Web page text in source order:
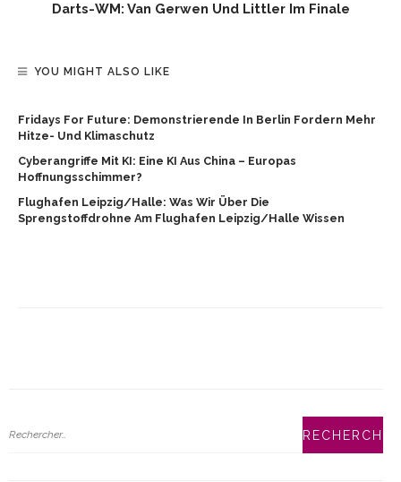
Darts-WM: Van Gerwen Und Littler Im Finale
YOU MIGHT ALSO LIKE
Fridays For Future: Demonstrierende In Berlin Fordern Mehr
Hitze- Und Klimaschutz
Cyberangriffe Mit KI: Eine KI Aus China – Europas
Hoffnungsschimmer?
Flughafen Leipzig/Halle: Was Wir Über Die
Sprengstoffdrohne Am Flughafen Leipzig/Halle Wissen